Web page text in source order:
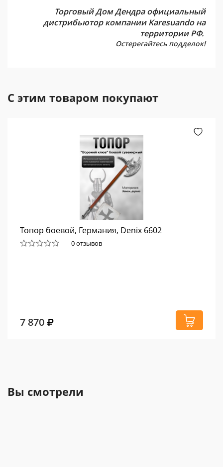
Торговый Дом Дендра официальный
дистрибьютор компании Karesuando на
территории РФ.
Остерегайтесь подделок!
С этим товаром покупают
Топор боевой, Германия, Denix 6602
0 отзывов
7 870
Вы смотрели